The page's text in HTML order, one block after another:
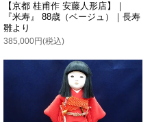
【京都 桂甫作 安藤人形店】｜
『米寿』 88歳（ベージュ）｜長寿
雛より
385,000円(税込)